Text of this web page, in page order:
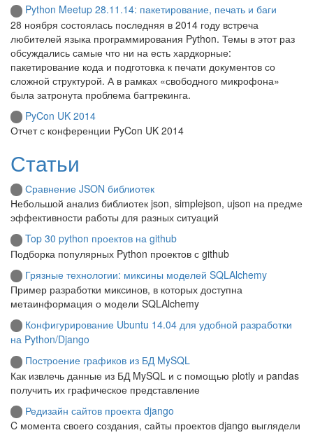
Python Meetup 28.11.14: пакетирование, печать и баги
28 ноября состоялась последняя в 2014 году встреча
любителей языка программирования Python. Темы в этот раз
обсуждались самые что ни на есть хардкорные:
пакетирование кода и подготовка к печати документов со
сложной структурой. А в рамках «свободного микрофона»
была затронута проблема багтрекинга.
PyCon UK 2014
Отчет с конференции PyCon UK 2014
Статьи
Сравнение JSON библиотек
Небольшой анализ библиотек json, simplejson, ujson на предме
эффективности работы для разных ситуаций
Top 30 python проектов на github
Подборка популярных Python проектов с github
Грязные технологии: миксины моделей SQLAlchemy
Пример разработки миксинов, в которых доступна
метаинформация о модели SQLAlchemy
Конфигурирование Ubuntu 14.04 для удобной разработки
на Python/Django
Построение графиков из БД MySQL
Как извлечь данные из БД MySQL и с помощью plotly и pandas
получить их графическое представление
Редизайн сайтов проекта django
C момента своего создания, сайты проектов django выглядели